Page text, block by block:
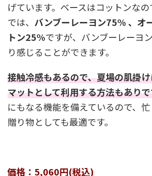
げています。ベースはコットンな
では、 バンブーレーヨン75% 、オ
トン25%ですが、バンブーレーヨ
り感じることができます。
接触冷感もあるので、夏場の肌掛
マットとして利用する方法もあり
にもなる機能を備えているので、
贈り物としても最適です。
価格：5,060円(税込)